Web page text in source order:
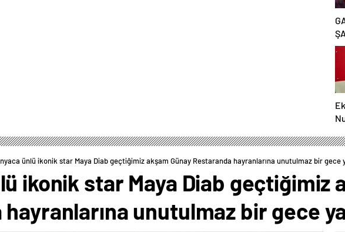
ünlü ikonik star Maya Diab geçtiğimiz akşam Günay Restaranda hayranlarına unutulmaz bir gece
ikonik star Maya Diab geçtiğimiz
unutulmaz bir gece